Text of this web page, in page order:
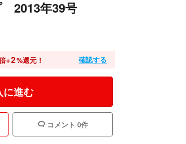
2013年39号
+2%還元！ 確認する
に進む
コメント 0件